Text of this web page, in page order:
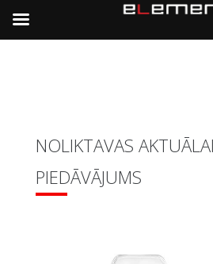
NOLIKTAVAS
PIEDĀVĀJUMS